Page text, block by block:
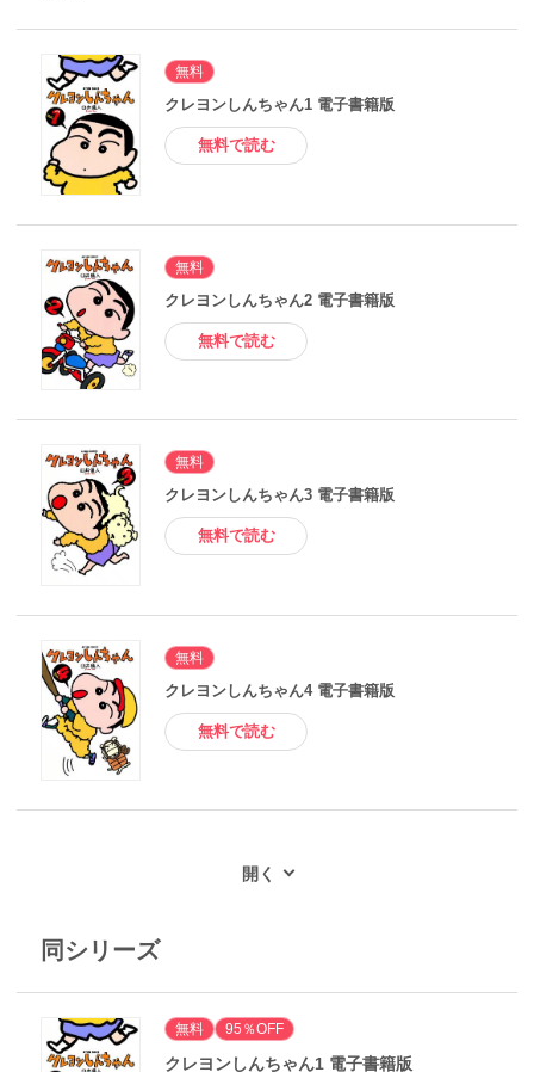
無料
クレヨンしんちゃん1 電子書籍版
無料で読む
無料
クレヨンしんちゃん2 電子書籍版
無料で読む
無料
クレヨンしんちゃん3 電子書籍版
無料で読む
無料
クレヨンしんちゃん4 電子書籍版
無料で読む
同シリーズ
無料 95％OFF
クレヨンしんちゃん1 電子書籍版